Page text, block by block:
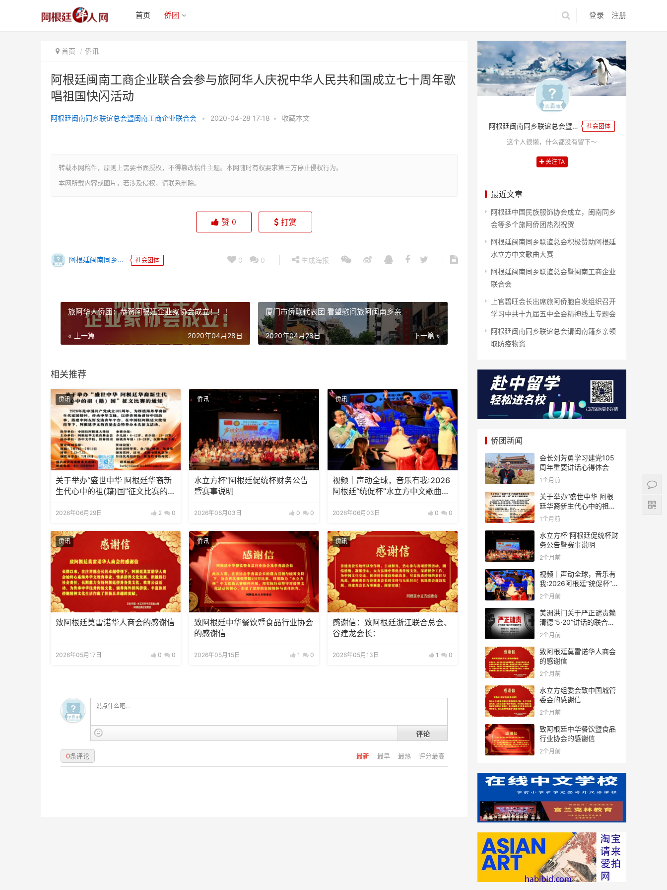
登录 注册
首页 侨团
首页 侨讯
阿根廷闽南工商企业联合会参与旅阿华人庆祝中华人民共和国成立七十周年歌
唱祖国快闪活动
阿根廷闽南同乡联谊总会暨闽南工商企业联合会 • 2020-04-28 17:18 • 收藏本文
转载本网稿件，原则上需要书面授权，不得篡改稿件主题。本网随时有权要求第三方停止侵权行为。
本网所载内容或图片，若涉及侵权，请联系删除。
阿根廷闽南工商企业联合会参与旅
赞 0 打赏
阿根廷闽南同乡联谊总会暨闽南工商企业联合会 社会团体 0 0 生成海报
旅阿华人侨团：恭贺阿根廷企业家协会成立！！！
« 上一篇 2020年04月28日
厦门市侨联代表团 看望慰问旅阿闽南乡亲
下一篇 »
2020年04月28日
相关推荐
侨讯
关于举办“盛世中华 阿根廷华裔新
生代心中的祖(籍)国”征文比赛的通
2026年06月29日 2 0
侨讯
水立方杯”阿根廷促统杯财务公告
暨赛事说明
2026年06月03日 0 0
侨讯
视频｜声动全球，音乐有我:2026
阿根廷“统促杯”水立方中文歌曲大
2026年06月03日 0 0
侨讯
致阿根廷莫雷诺华人商会的感谢信
2026年05月17日 0 0
侨讯
致阿根廷中华餐饮暨食品行业协会
的感谢信
2026年05月15日 1 0
侨讯
感谢信：致阿根廷浙江联合总会、
谷建龙会长：
2026年05月13日 1 0
评论
最新 最早 最热 评分最高
0条评论
阿根廷闽南同乡联谊总会暨闽南工商企业联合会 社会团体
这个人很懒，什么都没有留下～
关注TA
最近文章
阿根廷中国民族服饰协会成立，闽南同乡
会等多个旅阿侨团热烈祝贺
阿根廷闽南同乡联谊总会积极赞助阿根廷
水立方中文歌曲大赛
阿根廷闽南同乡联谊总会暨闽南工商企业
联合会
上官碧旺会长出席旅阿侨胞自发组织召开
学习中共十九届五中全会精神线上专题会
阿根廷闽南同乡联谊总会请闽南籍乡亲领
取防疫物资
侨团新闻
会长刘芳勇学习建党105
周年重要讲话心得体会
1个月前
关于举办“盛世中华 阿根
廷华裔新生代心中的祖
(籍)国”征文比赛的通知
1个月前
水立方杯”阿根廷促统杯财
务公告暨赛事说明
2个月前
视频｜声动全球，音乐有
我:2026阿根廷“统促杯”水
立方中文歌曲大赛总决赛
2个月前
美洲洪门关于严正谴责赖
清德“5·20”讲话的联合声
明
2个月前
致阿根廷莫雷诺华人商会
的感谢信
2个月前
水立方组委会致中国城管
委会的感谢信
2个月前
致阿根廷中华餐饮暨食品
行业协会的感谢信
2个月前